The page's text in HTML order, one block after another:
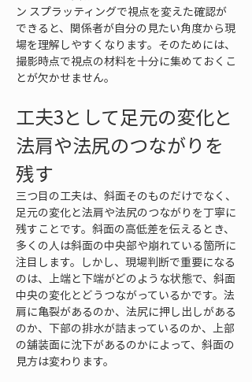
ン スプラッティングで視点を変えた確認が
できると、関係者が自分の見たい角度から現
場を理解しやすくなります。そのためには、
撮影時点で視点の材料を十分に集めておくこ
とが欠かせません。
工夫3として足元の変化と
法肩や法尻のつながりを
残す
三つ目の工夫は、斜面そのものだけでなく、
足元の変化と法肩や法尻のつながりを丁寧に
残すことです。斜面の高低差を伝えるとき、
多くの人は斜面の中央部や崩れている箇所に
注目します。しかし、現場判断で重要になる
のは、上端と下端がどのような状態で、斜面
中央の変化とどうつながっているかです。法
肩に亀裂があるのか、法尻に押し出しがある
のか、下部の排水が詰まっているのか、上部
の舗装面に沈下があるのかによって、斜面の
見方は変わります。